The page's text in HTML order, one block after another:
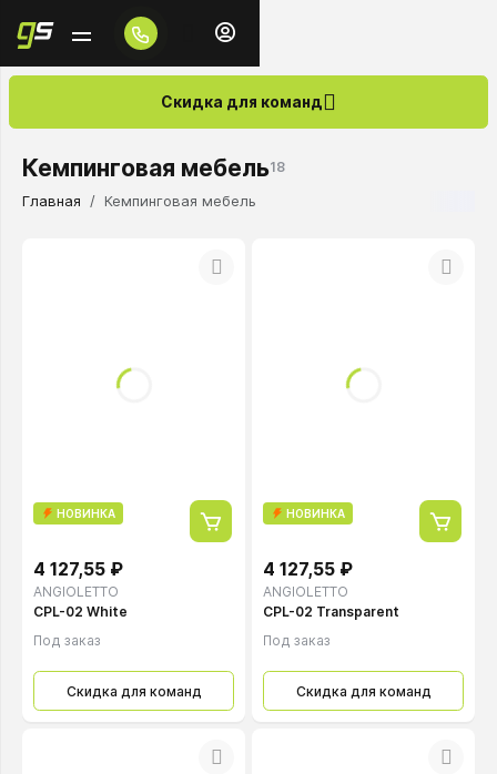
Скидка для команд
Кемпинговая мебель18
Главная Кемпинговая мебель
НОВИНКА
ANGIOLETTO
4 127,55 ₽
CPL-02 White
Под заказ
Скидка для команд
НОВИНКА
ANGIOLETTO
4 127,55 ₽
CPL-02 Transparent
Под заказ
Скидка для команд